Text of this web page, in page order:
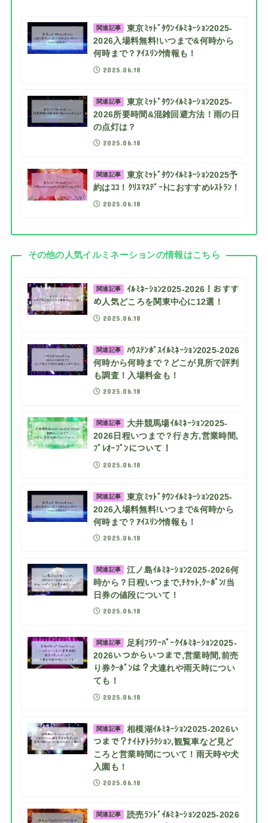
関連記事
東京ﾐｯﾄﾞﾀｳﾝｲﾙﾐﾈｰｼｮﾝ2025-
2026入場料無料!いつまで&何時から
何時まで？ｱｲｽﾘﾝｸ情報も！
2025.06.18
関連記事
東京ﾐｯﾄﾞﾀｳﾝｲﾙﾐﾈｰｼｮﾝ2025-
2026所要時間&混雑回避方法！雨の日
の点灯は？
2025.06.18
関連記事
東京ﾐｯﾄﾞﾀｳﾝｲﾙﾐﾈｰｼｮﾝ2025予
約はｺｺ！ｸﾘｽﾏｽﾃﾞｰﾄにおすすめﾚｽﾄﾗﾝ！
2025.06.18
その他の人気イルミネーションの情報はこちら
関連記事
ｲﾙﾐﾈｰｼｮﾝ2025-2026！おすす
め人気どころを関東中心に12選！
2025.06.18
関連記事
ﾊｳｽﾃﾝﾎﾞｽｲﾙﾐﾈｰｼｮﾝ2025-2026
何時から何時まで？どこが見所で評判
も調査！入場料金も！
2025.06.18
関連記事
大井競馬場ｲﾙﾐﾈｰｼｮﾝ2025-
2026日程いつまで？行き方,営業時間,
ﾌﾟﾚｵｰﾌﾟﾝについて！
2025.06.18
関連記事
東京ﾐｯﾄﾞﾀｳﾝｲﾙﾐﾈｰｼｮﾝ2025-
2026入場料無料!いつまで&何時から
何時まで？ｱｲｽﾘﾝｸ情報も！
2025.06.18
関連記事
江ノ島ｲﾙﾐﾈｰｼｮﾝ2025-2026何
時から？日程いつまで,ﾁｹｯﾄ,ｸｰﾎﾟﾝ/当
日券の値段について！
2025.06.18
関連記事
足利ﾌﾗﾜｰﾊﾟｰｸｲﾙﾐﾈｰｼｮﾝ2025-
2026いつからいつまで,営業時間,前売
り券ｸｰﾎﾟﾝは？犬連れや雨天時につい
ても！
2025.06.18
関連記事
相模湖ｲﾙﾐﾈｰｼｮﾝ2025-2026い
つまで？ﾅｲﾄｱﾄﾗｸｼｮﾝ,観覧車など見ど
ころと営業時間について！雨天時や犬
入園も！
2025.06.18
関連記事
読売ﾗﾝﾄﾞｲﾙﾐﾈｰｼｮﾝ2025-2026